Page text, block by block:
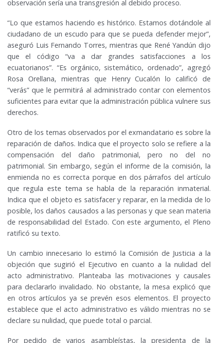
observación sería una transgresión al debido proceso.
“Lo que estamos haciendo es histórico. Estamos dotándole al
ciudadano de un escudo para que se pueda defender mejor”,
aseguró Luis Fernando Torres, mientras que René Yandún dijo
que el código “va a dar grandes satisfacciones a los
ecuatorianos”. “Es orgánico, sistemático, ordenado”, agregó
Rosa Orellana, mientras que Henry Cucalón lo calificó de
“verás” que le permitirá al administrado contar con elementos
suficientes para evitar que la administración pública vulnere sus
derechos.
Otro de los temas observados por el exmandatario es sobre la
reparación de daños. Indica que el proyecto solo se refiere a la
compensación del daño patrimonial, pero no del no
patrimonial. Sin embargo, según el informe de la comisión, la
enmienda no es correcta porque en dos párrafos del artículo
que regula este tema se habla de la reparación inmaterial.
Indica que el objeto es satisfacer y reparar, en la medida de lo
posible, los daños causados a las personas y que sean materia
de responsabilidad del Estado. Con este argumento, el Pleno
ratificó su texto.
Un cambio innecesario lo estimó la Comisión de Justicia a la
objeción que sugirió el Ejecutivo en cuanto a la nulidad del
acto administrativo. Planteaba las motivaciones y causales
para declararlo invalidado. No obstante, la mesa explicó que
en otros artículos ya se prevén esos elementos. El proyecto
establece que el acto administrativo es válido mientras no se
declare su nulidad, que puede total o parcial.
Por pedido de varios asambleístas, la presidenta de la